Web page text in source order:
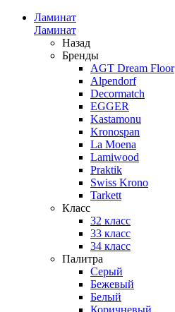
Ламинат
Ламинат
Назад
Бренды
AGT Dream Floor
Alpendorf
Decormatch
EGGER
Kastamonu
Kronospan
La Moena
Lamiwood
Praktik
Swiss Krono
Tarkett
Класс
32 класс
33 класс
34 класс
Палитра
Серый
Бежевый
Белый
Коричневый